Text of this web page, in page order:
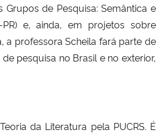
de Pesquisa: Semântica e
PR) e, ainda, em projetos sobre
a professora Scheila fará parte de
pesquisa no Brasil e no exterior,
da Literatura pela PUCRS. É